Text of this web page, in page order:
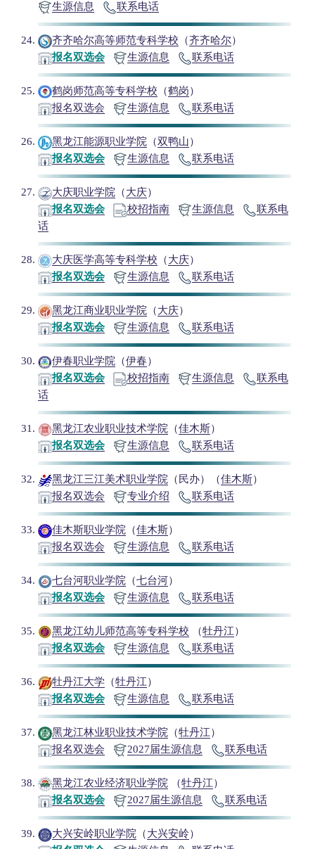
生源信息
联系电话
齐齐哈尔高等师范专科学校 （齐齐哈尔）
报名双选会
生源信息 联系电话
鹤岗师范高等专科学校 （鹤岗）
报名双选会
生源信息 联系电话
黑龙江能源职业学院 （双鸭山）
报名双选会
生源信息 联系电话
大庆职业学院 （大庆）
报名双选会
校招指南 生源信息
联系电
话
大庆医学高等专科学校 （大庆）
报名双选会
生源信息 联系电话
黑龙江商业职业学院 （大庆）
报名双选会
生源信息 联系电话
伊春职业学院 （伊春）
报名双选会
校招指南 生源信息
联系电
话
黑龙江农业职业技术学院 （佳木斯）
报名双选会
生源信息 联系电话
黑龙江三江美术职业学院 （民办）（佳木斯）
报名双选会
专业介绍 联系电话
佳木斯职业学院 （佳木斯）
报名双选会
生源信息 联系电话
七台河职业学院 （七台河）
报名双选会
生源信息 联系电话
黑龙江幼儿师范高等专科学校 （牡丹江）
报名双选会
生源信息 联系电话
牡丹江大学 （牡丹江）
报名双选会
生源信息 联系电话
黑龙江林业职业技术学院 （牡丹江）
报名双选会
2027届生源信息 联系电话
黑龙江农业经济职业学院 （牡丹江）
报名双选会
2027届生源信息 联系电话
大兴安岭职业学院 （大兴安岭）